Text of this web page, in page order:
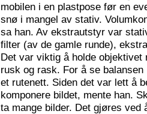
mobilen i en plastpose før en
snø i mangel av stativ.
sa han. Av ekstrautstyr var
filter (av de gamle runde),
Det var viktig å holde
rusk og rask. For å se
et rutenett. Siden det var lett å
komponere bildet, mente han.
ta mange bilder. Det gjøres ved